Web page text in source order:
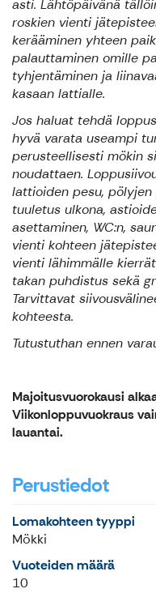
asti. Lähtöpäivänä
roskien vienti
kerääminen yhteen
palauttaminen omille
tyhjentäminen ja
kasaan lattialle.
Jos haluat tehdä
hyvä varata useampi
perusteellisesti mökin
noudattaen.
lattioiden pesu,
tuuletus ulkona,
asettaminen, WC:n,
vienti kohteen
vienti lähimmälle
takan puhdistus sekä
Tarvittavat
kohteesta.
Tutustuthan ennen
Majoitusvuorokausi
Viikonloppuvuokraus
lauantai.
Perustiedot
Lomakohteen tyyppi
Mökki
Vuoteiden määrä
10